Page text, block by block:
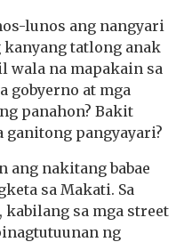
lunos ang nangyari
kanyang tatlong anak
wala na mapakain sa
gobyerno at mga
panahon? Bakit
pangyayari?
ang nakitang babae
sa Makati. Sa
sa mga street
ng